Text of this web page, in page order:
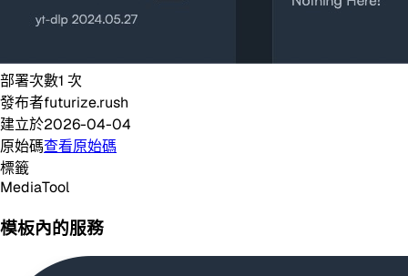
部署次數1 次
發布者futurize.rush
建立於2026-04-04
原始碼查看原始碼
標籤
MediaTool
模板內的服務